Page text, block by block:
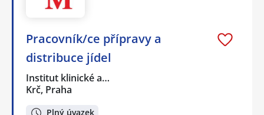
Pracovník/ce přípravy a
distribuce jídel
Institut klinické a…
Krč, Praha
Plný úvazek